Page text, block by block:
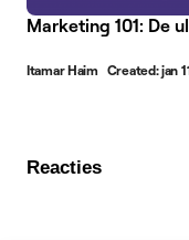
Marketing 101: De
Itamar Haim Created:jan
Reacties